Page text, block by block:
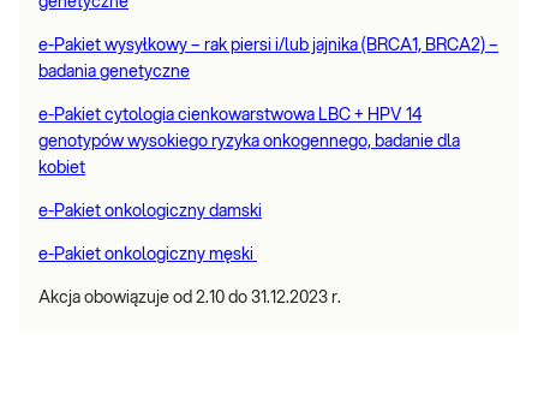
e-Pakiet wysyłkowy – rak piersi i/lub jajnika (BRCA1, BRCA2) –
badania genetyczne
e-Pakiet cytologia cienkowarstwowa LBC + HPV 14
genotypów wysokiego ryzyka onkogennego, badanie dla
kobiet
e-Pakiet onkologiczny damski
e-Pakiet onkologiczny męski
Akcja obowiązuje od 2.10 do 31.12.2023 r.